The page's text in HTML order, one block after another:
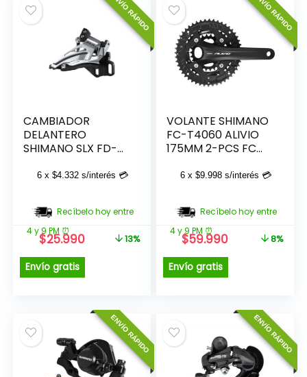
$18.990.
$14.990.
ENVÍO RÁPIDO
CAMBIADOR
DELANTERO
SHIMANO SLX FD-
6 x$4.332 s/interés 💳
Recíbelo hoy entre
4 y 9 PM ⏰
El
original
era:
$25.990El
es:
Envío gratis
13%
ENVÍO RÁPIDO
VOLANTE SHIMANO
FC-T4060 ALIVIO
175MM 2-PCS FC
CG6 x$9.998 s/interés 💳
Recíbelo hoy entre
4 y 9 PM ⏰
El
original
era:
$59.990El
es:
Envío gratis
8%
ENVÍO RÁPIDO ENVÍO RÁPIDO